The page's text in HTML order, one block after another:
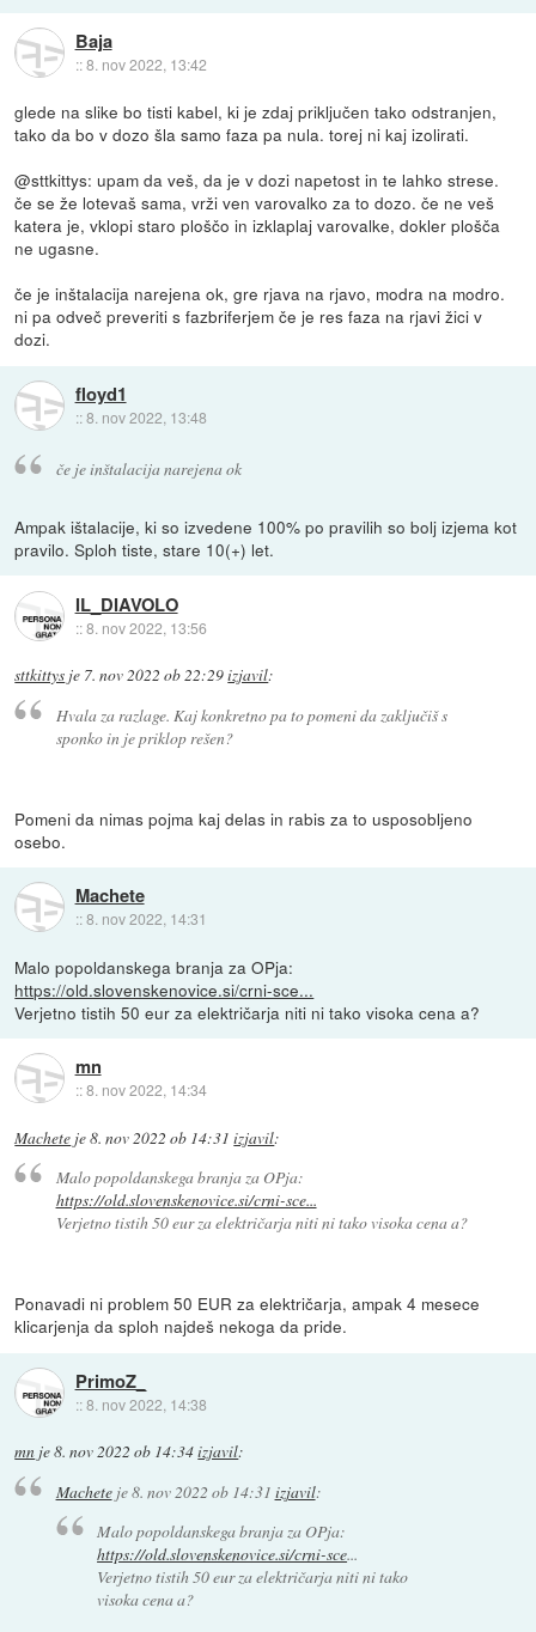
Baja
::8. nov 2022, 13:42
glede na slike bo tisti kabel, ki je zdaj priključen tako odstranjen,
tako da bo v dozo šla samo faza pa nula. torej ni kaj izolirati.
@sttkittys: upam da veš, da je v dozi napetost in te lahko strese.
če se že lotevaš sama, vrži ven varovalko za to dozo. če ne veš
katera je, vklopi staro ploščo in izklaplaj varovalke, dokler plošča
ne ugasne.
če je inštalacija narejena ok, gre rjava na rjavo, modra na modro.
ni pa odveč preveriti s fazbriferjem če je res faza na rjavi žici v
dozi.
floyd1
::8. nov 2022, 13:48
če je inštalacija narejena ok
Ampak ištalacije, ki so izvedene 100% po pravilih so bolj izjema kot
pravilo. Sploh tiste, stare 10(+) let.
IL_DIAVOLO
::8. nov 2022, 13:56
sttkittys je 7. nov 2022 ob 22:29izjavil:
Hvala za razlage. Kaj konkretno pa to pomeni da zaključiš s
sponko in je priklop rešen?
Pomeni da nimas pojma kaj delas in rabis za to usposobljeno
osebo.
Machete
::8. nov 2022, 14:31
Malo popoldanskega branja za OPja:
https://old.slovenskenovice.si/crni-sce...
Verjetno tistih 50 eur za električarja niti ni tako visoka cena a?
mn
::8. nov 2022, 14:34
Machete je8. nov 2022 ob 14:31 izjavil:
Malo popoldanskega branja za OPja:
https://old.slovenskenovice.si/crni-sce...
Verjetno tistih 50 eur za električarja niti ni tako visoka cena a?
Ponavadi ni problem 50 EUR za električarja, ampak 4 mesece
klicarjenja da sploh najdeš nekoga da pride.
PrimoZ_
::8. nov 2022, 14:38
mn je8. nov 2022 ob 14:34izjavil:
Macheteje8. nov 2022 ob 14:31 izjavil:
Malo popoldanskega branja za OPja:
https://old.slovenskenovice.si/crni-sce...
Verjetno tistih 50 eur za električarja niti ni tako
visoka cena a?